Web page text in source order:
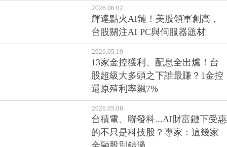
經變數
2026.06.02
輝達點火AI鏈！美股領軍創高，
台股關注AI PC與伺服器題材
2026.05.19
13家金控獲利、配息全出爐！台
股超級大多頭之下誰最賺？1金控
還原殖利率飆7%
2026.05.06
台積電、聯發科...AI財富鏈下受惠